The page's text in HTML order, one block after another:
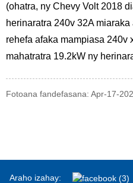
(ohatra, ny Chevy Volt 2018
herinaratra 240v 32A
rehefa afaka mampiasa 240v
mahatratra 19.2kW ny
Fotoana fandefasana: Apr-17-
Araho izahay: